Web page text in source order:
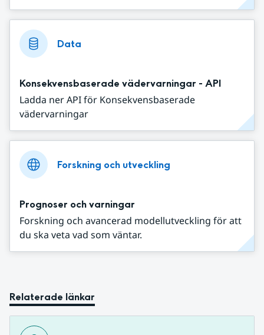
Data
Konsekvensbaserade vädervarningar - API
Ladda ner API för Konsekvensbaserade
vädervarningar
Forskning och utveckling
Prognoser och varningar
Forskning och avancerad modellutveckling för att
du ska veta vad som väntar.
Relaterade länkar